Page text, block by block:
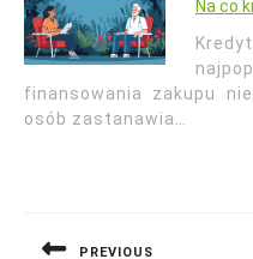
Na co
finansowania zakupu
osób zastanawia…
PREVIOUS